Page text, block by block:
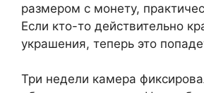
размером с монету,
Если кто-то действительно
украшения, теперь это
Три недели камера